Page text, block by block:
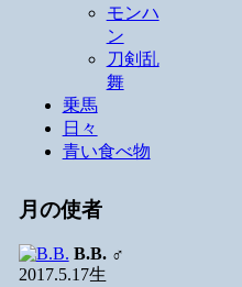
モンハ
ン
刀剣乱
舞
乗馬
日々
青い食べ物
月の使者
B.B.♂
2017.5.17生